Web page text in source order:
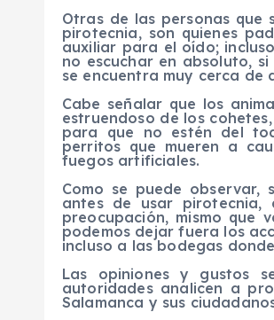
Otras de las personas que
pirotecnia, son quienes
auxiliar para el oído;
no escuchar en absoluto,
se encuentra muy cerca de
Cabe señalar que los
estruendoso de los
para que no estén del
perritos que mueren a
fuegos artificiales.
Como se puede observar,
antes de usar
preocupación, mismo que
podemos dejar fuera los
incluso a las bodegas
Las opiniones y gustos
autoridades analicen a
Salamanca y sus